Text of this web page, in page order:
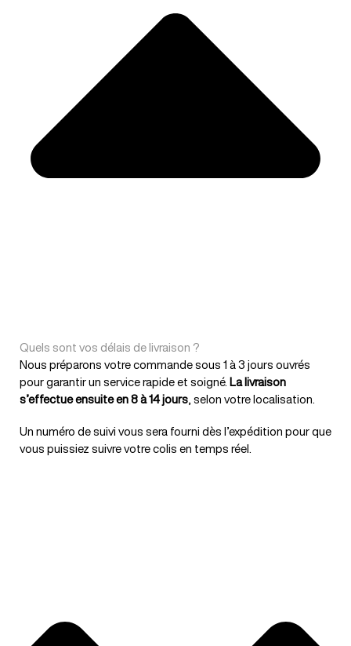
Quels sont vos délais de livraison ?
Nous préparons votre commande sous 1 à 3 jours ouvrés
pour garantir un service rapide et soigné.La livraison
s’effectue ensuite en 8 à 14 jours, selon votre localisation.
Un numéro de suivi vous sera fourni dès l’expédition pour que
vous puissiez suivre votre colis en temps réel.